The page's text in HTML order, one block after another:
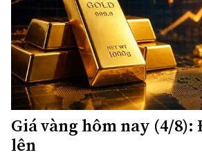
Giá vàng hôm nay (4/8):
lên